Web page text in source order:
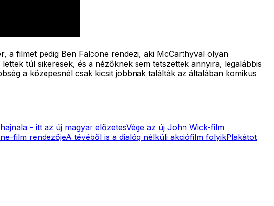
a filmet pedig Ben Falcone rendezi, aki McCarthyval olyan
túl sikeresek, és a nézőknek sem tetszettek annyira, legalábbis
a közepesnél csak kicsit jobbnak találták az általában komikus
- itt az új magyar előzetesVége az új John Wick-film
film rendezőjeA tévéből is a dialóg nélküli akciófilm folyikPlakátot